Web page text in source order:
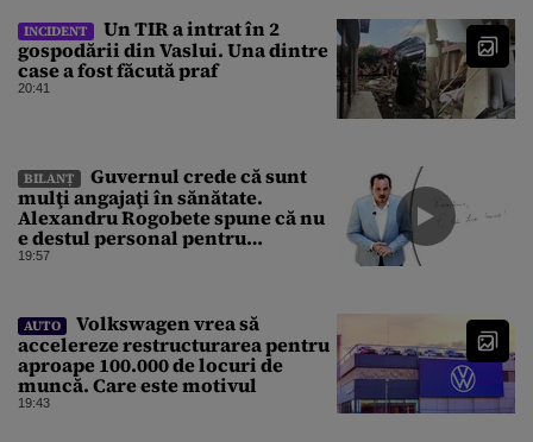
INCIDENT
Un TIR a intrat în 2
gospodării din Vaslui. Una dintre
case a fost făcută praf
20:41
BILANȚ
Guvernul crede că sunt
mulţi angajaţi în sănătate.
Alexandru Rogobete spune că nu
e destul personal pentru
combaterea infecţiilor
19:57
AUTO
Volkswagen vrea să
accelereze restructurarea pentru
aproape 100.000 de locuri de
muncă. Care este motivul
19:43